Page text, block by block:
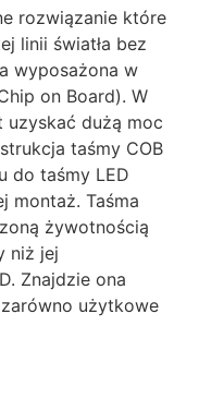
rozwiązanie które
linii światła bez
wyposażona w
on Board). W
uzyskać dużą moc
taśmy COB
do taśmy LED
montaż. Taśma
żywotnością
niż jej
Znajdzie ona
użytkowe